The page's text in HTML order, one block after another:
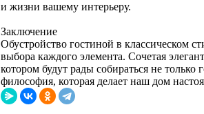
и жизни вашему интерьеру.
Заключение
Обустройство гостиной в классическом
выбора каждого элемента. Сочетая
котором будут рады собираться не только
философия, которая делает наш дом